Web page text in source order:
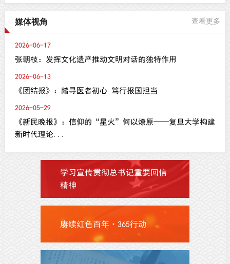
媒体视角 查看更多
2026-06-17
张朝枝：发挥文化遗产推动文明对话的独特作用
2026-06-13
《团结报》：踏寻医者初心 笃行报国担当
2026-05-29
《新民晚报》：信仰的“星火”何以燎原——复旦大学构建
新时代理论...
学习宣传贯彻总书记重要回信
精神
赓续红色百年·365行动